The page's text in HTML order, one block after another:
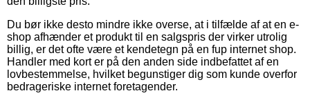
Du bør ikke desto mindre ikke overse, at i tilfælde af at en e-
shop afhænder et produkt til en salgspris der virker utrolig
billig, er det ofte være et kendetegn på en fup internet shop.
Handler med kort er på den anden side indbefattet af en
lovbestemmelse, hvilket begunstiger dig som kunde overfor
bedrageriske internet foretagender.